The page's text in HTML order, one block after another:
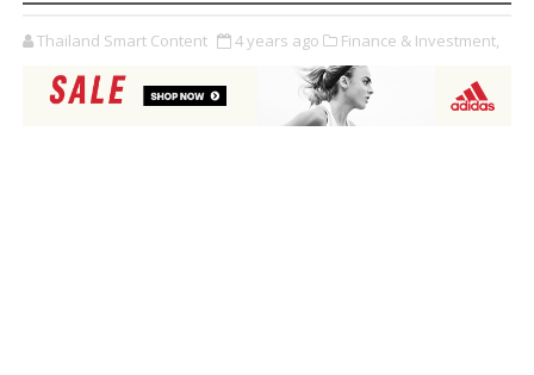
Thailand Smart Content 4 years ago Finance & Investment,